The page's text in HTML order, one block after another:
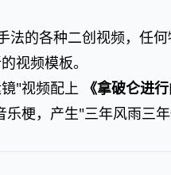
法的各种二创视频，任
视频模板。
"视频配上 《拿破仑进行
梗，产生"三年风雨三